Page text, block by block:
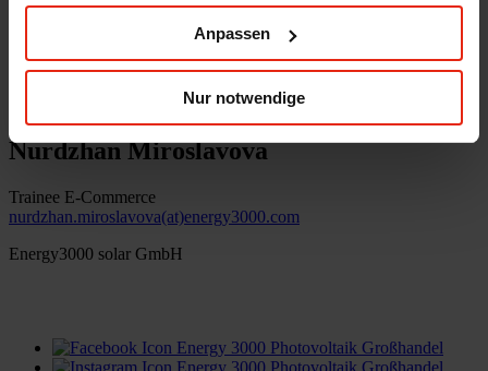
Anpassen
Nur notwendige
office(at)energy3000.com
© Energy3000 solar GmbH 2026
Nurdzhan Miroslavova
Trainee E-Commerce
nurdzhan.miroslavova(at)energy3000.com
Energy3000 solar GmbH